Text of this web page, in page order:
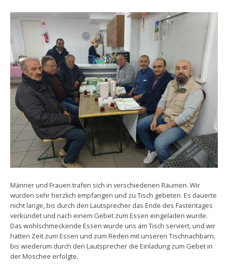
Männer und Frauen trafen sich in verschiedenen Räumen. Wir
wurden sehr herzlich empfangen und zu Tisch gebeten. Es dauerte
nicht lange, bis durch den Lautsprecher das Ende des Fastentages
verkündet und nach einem Gebet zum Essen eingeladen wurde.
Das wohlschmeckende Essen wurde uns am Tisch serviert, und wir
hatten Zeit zum Essen und zum Reden mit unseren Tischnachbarn,
bis wiederum durch den Lautsprecher die Einladung zum Gebet in
der Moschee erfolgte.